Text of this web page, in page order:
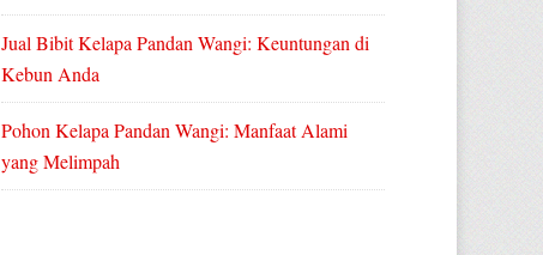
Jual Bibit Kelapa Pandan Wangi: Keuntungan di
Kebun Anda
Pohon Kelapa Pandan Wangi: Manfaat Alami
yang Melimpah